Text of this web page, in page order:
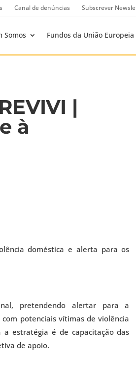
Canal de denúncias Subscrever
Somos Fundos da União Europeia
|
à
doméstica e alerta para os
pretendendo alertar para a
potenciais vítimas de violência
estratégia é de capacitação das
de apoio.